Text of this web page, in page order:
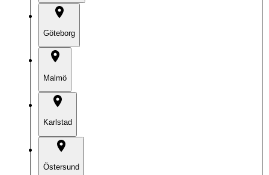
Göteborg
Malmö
Karlstad
Östersund